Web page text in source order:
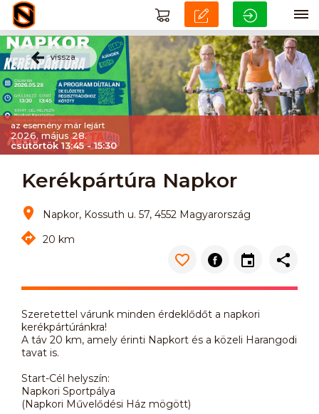
vissza
az esemény már lejárt
2026. május 28.
csütörtök 13:45 - 15:30
Kerékpártúra Napkor
Napkor, Kossuth u. 57, 4552 Magyarország
20 km
Szeretettel várunk minden érdeklődőt a napkori
kerékpártúránkra!
A táv 20 km, amely érinti Napkort és a közeli Harangodi
tavat is.
Start-Cél helyszín:
Napkori Sportpálya
(Napkori Művelődési Ház mögött)